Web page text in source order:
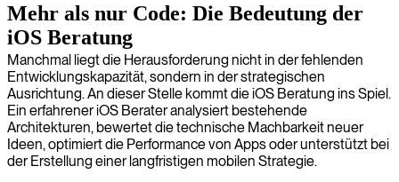
Mehr als nur Code: Die Bedeutung der
iOS Beratung
Manchmal liegt die Herausforderung nicht in der fehlenden
Entwicklungskapazität, sondern in der strategischen
Ausrichtung. An dieser Stelle kommt die iOS Beratung ins Spiel.
Ein erfahrener iOS Berater analysiert bestehende
Architekturen, bewertet die technische Machbarkeit neuer
Ideen, optimiert die Performance von Apps oder unterstützt bei
der Erstellung einer langfristigen mobilen Strategie.